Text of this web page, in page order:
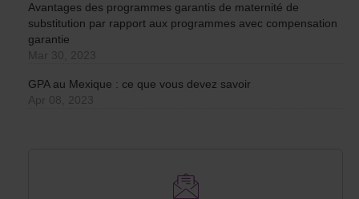
Avantages des programmes garantis de maternité de
substitution par rapport aux programmes avec compensation
garantie
Mar 30, 2023
GPA au Mexique : ce que vous devez savoir
Apr 08, 2023